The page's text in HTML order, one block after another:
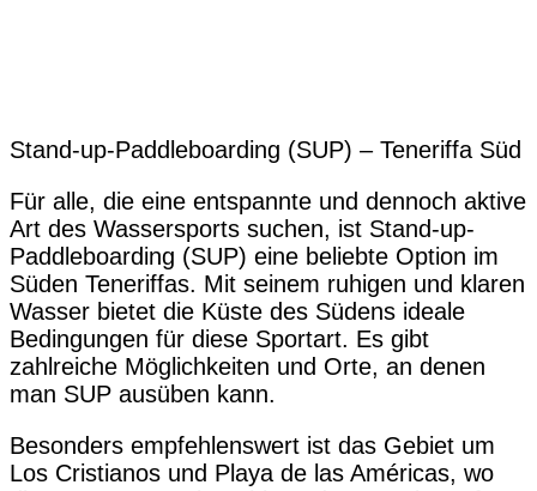
Stand-up-Paddleboarding (SUP) – Teneriffa Süd
Für alle, die eine entspannte und dennoch aktive
Art des Wassersports suchen, ist Stand-up-
Paddleboarding (SUP) eine beliebte Option im
Süden Teneriffas. Mit seinem ruhigen und klaren
Wasser bietet die Küste des Südens ideale
Bedingungen für diese Sportart. Es gibt
zahlreiche Möglichkeiten und Orte, an denen
man SUP ausüben kann.
Besonders empfehlenswert ist das Gebiet um
Los Cristianos und Playa de las Américas, wo